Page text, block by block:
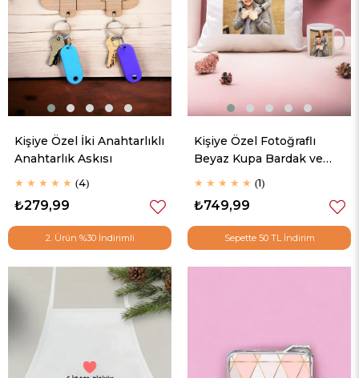
Kişiye Özel İki Anahtarlıklı
Anahtarlık Askısı
★ ★ ★ ★ ★ 4
₺279,99
2. Ürün %30 İndirimli
Kişiye Özel Fotoğraflı
Beyaz Kupa Bardak ve
Kare Yastık
★ ★ ★ ★ ★ 1
₺749,99
Sepette 50 TL İndirim